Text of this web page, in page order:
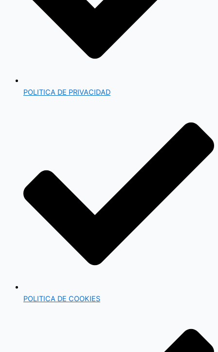
POLITICA DE PRIVACIDAD
POLITICA DE COOKIES